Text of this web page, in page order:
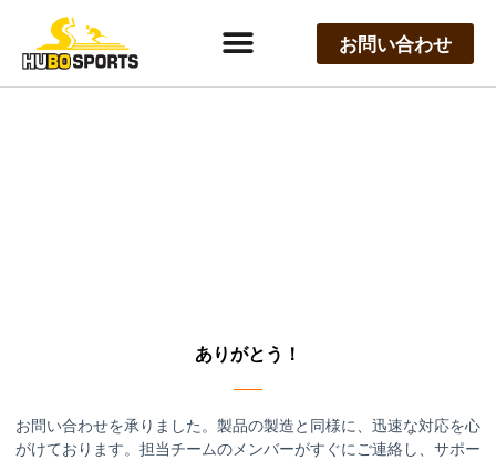
お問い合わせ
ありがとう！
お問い合わせを承りました。製品の製造と同様に、迅速な対応を心
がけております。担当チームのメンバーがすぐにご連絡し、サポー